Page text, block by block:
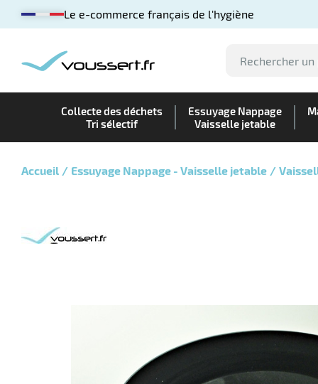
Le e-commerce français de l'hygiène
Collecte des déchets
Tri sélectif
Essuyage Nappage
Vaisselle jetable
Accueil Essuyage Nappage - Vaisselle jetable